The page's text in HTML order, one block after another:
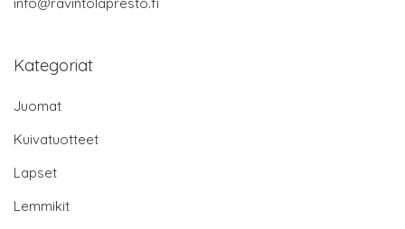
Kategoriat
Juomat
Kuivatuotteet
Lapset
Lemmikit